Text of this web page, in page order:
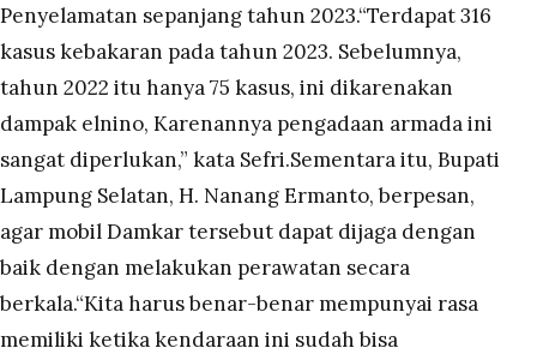
Penyelamatan sepanjang tahun 2023.“Terdapat 316
kasus kebakaran pada tahun 2023. Sebelumnya,
tahun 2022 itu hanya 75 kasus, ini dikarenakan
dampak elnino, Karenannya pengadaan armada ini
sangat diperlukan,” kata Sefri.Sementara itu, Bupati
Lampung Selatan, H. Nanang Ermanto, berpesan,
agar mobil Damkar tersebut dapat dijaga dengan
baik dengan melakukan perawatan secara
berkala.“Kita harus benar-benar mempunyai rasa
memiliki ketika kendaraan ini sudah bisa